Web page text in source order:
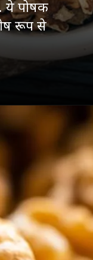
ये पोषक
रूप से